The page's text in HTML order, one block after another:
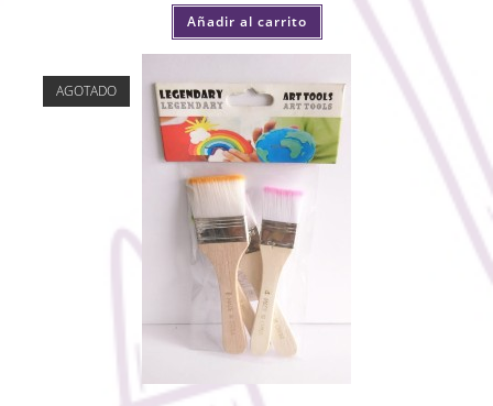
Añadir al carrito
AGOTADO